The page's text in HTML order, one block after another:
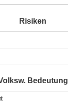
Risiken
Bedeutung